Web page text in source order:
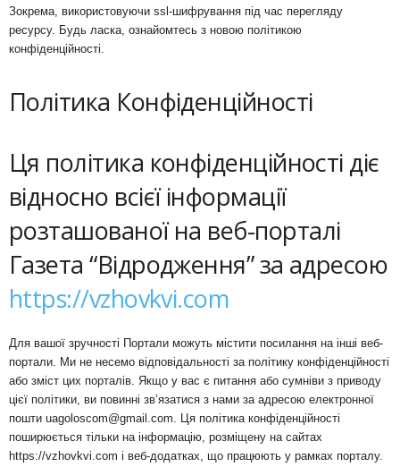
Зокрема, використовуючи ssl-шифрування під час перегляду
ресурсу. Будь ласка, ознайомтесь з новою політикою
конфіденційності.
Політика Конфіденційності
Ця політика конфіденційності діє
відносно всієї інформації
розташованої на веб-порталі
Газета “Відродження” за адресою
https://vzhovkvi.com
Для вашої зручності Портали можуть містити посилання на інші веб-
портали. Ми не несемо відповідальності за політику конфіденційності
або зміст цих порталів. Якщо у вас є питання або сумніви з приводу
цієї політики, ви повинні зв’язатися з нами за адресою електронної
пошти uagoloscom@gmail.com. Ця політика конфіденційності
поширюється тільки на інформацію, розміщену на сайтах
https://vzhovkvi.com і веб-додатках, що працюють у рамках порталу.